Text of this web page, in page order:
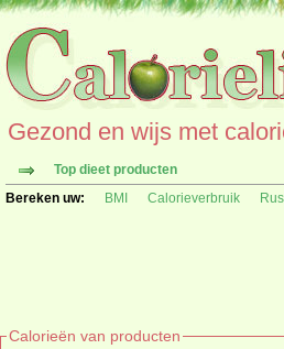
Gezond en wijs met
Top dieet producten
Bereken uw:
BMI Calorieverbruik
Calorieën van producten